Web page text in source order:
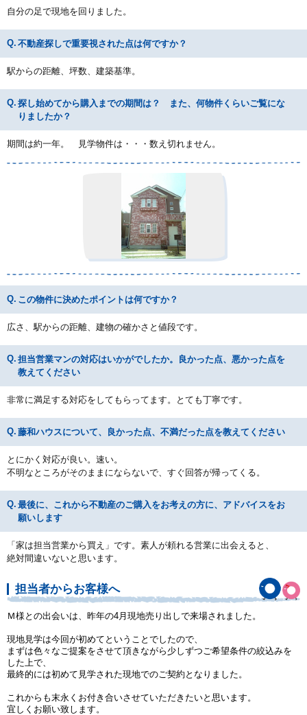
自分の足で現地を回りました。
不動産探しで重要視された点は何ですか？
駅からの距離、坪数、建築基準。
探し始めてから購入までの期間は？ また、何物件くらいご覧にな
りましたか？
期間は約一年。 見学物件は・・・数え切れません。
この物件に決めたポイントは何ですか？
広さ、駅からの距離、建物の確かさと値段です。
担当営業マンの対応はいかがでしたか。良かった点、悪かった点を
教えてください
非常に満足する対応をしてもらってます。とても丁寧です。
藤和ハウスについて、良かった点、不満だった点を教えてください
とにかく対応が良い。速い。
不明なところがそのままにならないで、すぐ回答が帰ってくる。
最後に、これから不動産のご購入をお考えの方に、アドバイスをお
願いします
「家は担当営業から買え」です。素人が頼れる営業に出会えると、
絶対間違いないと思います。
担当者からお客様へ
Ｍ様との出会いは、昨年の4月現地売り出しで来場されました。
現地見学は今回が初めてということでしたので、
まずは色々なご提案をさせて頂きながら少しずつご希望条件の絞込みを
した上で、
最終的には初めて見学された現地でのご契約となりました。
これからも末永くお付き合いさせていただきたいと思います。
宜しくお願い致します。